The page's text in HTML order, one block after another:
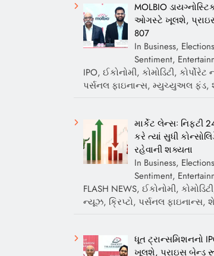
MOLBIO
ઓગસ્ટે ખૂલશે,
807
In Business,
Sentiment,
IPO, ઈકોનોમી, કોમોડિટી,
પર્સનલ ફાઇનાન્સ, મ્યુચ્યુઅલ ફંડ,
માર્કેટ લેન્સઃ નિફ્ટી
કરે ત્યાં સુધી
રહેવાની શક્યતા
In Business,
Sentiment,
FLASH NEWS, ઈકોનોમી,
ન્યૂઝ, ક્રિપ્ટો, પર્સનલ ફાઇનાન્સ,
ધૂત ટ્રાન્સમિશનનો
ખૂલશે, પ્રાઇસ બેન્ડ